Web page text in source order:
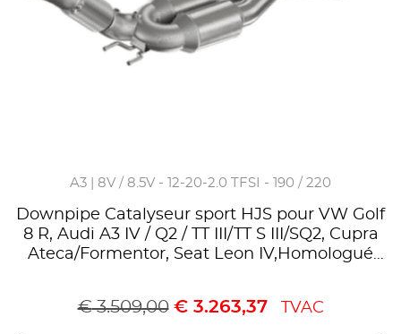
A3 | 8V / 8.5V - 12-20-2.0 TFSI - 190 / 220
Downpipe Catalyseur sport HJS pour VW Golf
8 R, Audi A3 IV / Q2 / TT III/TT S III/SQ2, Cupra
Ateca/Formentor, Seat Leon IV,Homologué
€3.509,00 €3.263,37 TVAC